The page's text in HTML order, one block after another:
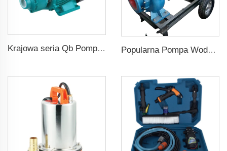
Krajowa seria Qb Pomp Obwodowych 0,37kW 0,5HP Qb60 Elektryczna Pompa Wirnikowa Zwiększająca Ciśnienie Wody Popularna Pompa Wodna Dieselowa o Wysokim Ciśnieniu dla Rożnicowania Rolniczego